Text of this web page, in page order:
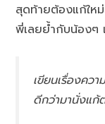
สุดท้ายต้องแก้ให
พี่เลยย้ำกับน้องๆ
เขียนเรื่องคว
ดีกว่ามานั่งแก้